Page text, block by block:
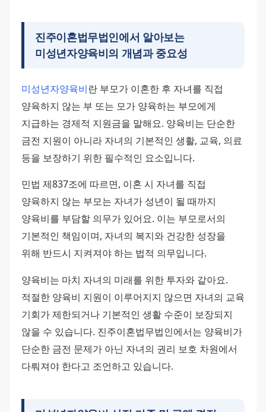
진주이혼법무법인에서 알아보는
미성년자양육비의 개념과 중요성
미성년자양육비란 부모가 이혼한 후 자녀를 직접
양육하지 않는 부 또는 모가 양육하는 부모에게
지급하는 경제적 지원금을 말해요. 양육비는 단순한
금전 지원이 아니라 자녀의 기본적인 생활, 교육, 의료
등을 보장하기 위한 필수적인 요소입니다.
민법 제837조에 따르면, 이혼 시 자녀를 직접
양육하지 않는 부모는 자녀가 성년이 될 때까지
양육비를 부담할 의무가 있어요. 이는 부모로서의
기본적인 책임이며, 자녀의 복지와 건강한 성장을
위해 반드시 지켜져야 하는 법적 의무입니다.
양육비는 마치 자녀의 미래를 위한 투자와 같아요.
적절한 양육비 지원이 이루어지지 않으면 자녀의 교육
기회가 제한되거나 기본적인 생활 수준이 보장되지
않을 수 있습니다. 진주이혼법무법인에서는 양육비가
단순한 금전 문제가 아닌 자녀의 권리 보호 차원에서
다뤄져야 한다고 조언하고 있습니다.